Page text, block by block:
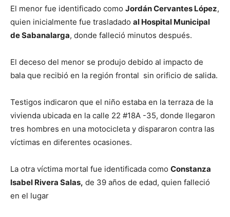
El menor fue identificado como Jordán Cervantes López,
quien inicialmente fue trasladado al Hospital Municipal
de Sabanalarga, donde falleció minutos después.
El deceso del menor se produjo debido al impacto de
bala que recibió en la región frontal sin orificio de salida.
Testigos indicaron que el niño estaba en la terraza de la
vivienda ubicada en la calle 22 #18A -35, donde llegaron
tres hombres en una motocicleta y dispararon contra las
víctimas en diferentes ocasiones.
La otra víctima mortal fue identificada como Constanza
Isabel Rivera Salas, de 39 años de edad, quien falleció
en el lugar